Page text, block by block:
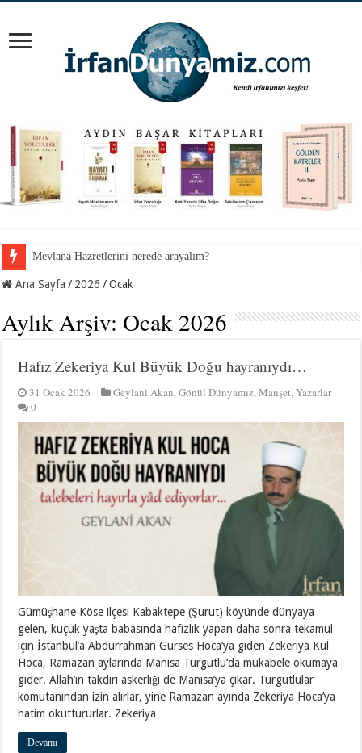
Mevlana Hazretlerini nerede arayalım?
Ana Sayfa / 2026 / Ocak
Aylık Arşiv: Ocak 2026
Hafız Zekeriya Kul Büyük Doğu hayranıydı…
31 Ocak 2026 Geylani Akan,Gönül Dünyamız,Manşet,Yazarlar
0
Gümüşhane Köse ilçesi Kabaktepe (Şurut) köyünde dünyaya
gelen, küçük yaşta babasında hafızlık yapan daha sonra tekamül
için İstanbul’a Abdurrahman Gürses Hoca’ya giden Zekeriya Kul
Hoca, Ramazan aylarında Manisa Turgutlu‘da mukabele okumaya
gider. Allah’ın takdiri askerliği de Manisa’ya çıkar. Turgutlular
komutanından izin alırlar, yine Ramazan ayında Zekeriya Hoca’ya
hatim okuttururlar. Zekeriya …
Devamı